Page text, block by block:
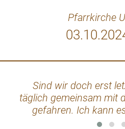
Pfarrkirche
Sind wir doch erst
täglich gemeinsam mit
gefahren. Ich kann
glauben. Ich denke